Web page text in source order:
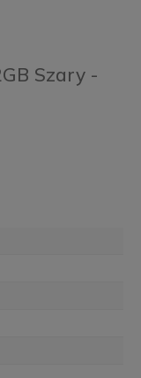
Szary -